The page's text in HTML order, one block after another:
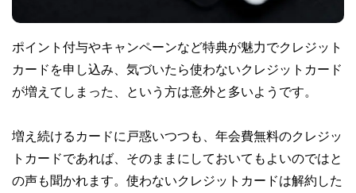
ポイント付与やキャンペーンなど特典が魅力でクレジット
カードを申し込み、気づいたら使わないクレジットカード
が増えてしまった、という方は意外と多いようです。
増え続けるカードに戸惑いつつも、年会費無料のクレジッ
トカードであれば、そのままにしておいてもよいのではと
の声も聞かれます。使わないクレジットカードは解約した